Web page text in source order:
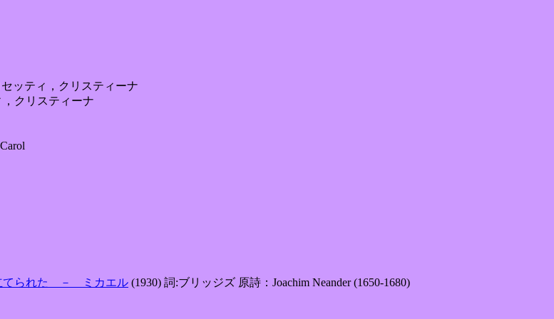
セッティ，クリスティーナ
，クリスティーナ
立てられた － ミカエル (1930) 詞:ブリッジズ 原詩：Joachim Neander (1650-1680)